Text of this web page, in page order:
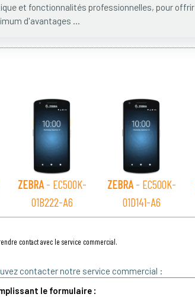
et fonctionnalités professionnelles, pour offrir
d'avantages ...
ZEBRA- EC500K-
01B222-A6
ZEBRA- EC500K-
01D141-A6
contact avec le service commercial.
contacter notre service commercial :
le formulaire :